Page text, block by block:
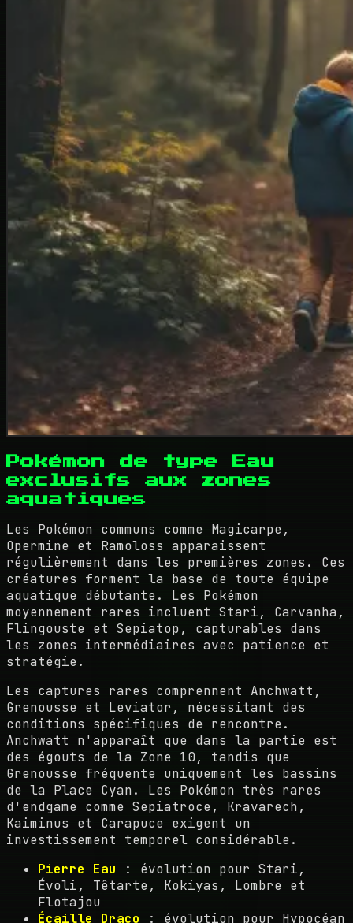
Pokémon de type Eau
exclusifs aux zones
aquatiques
Les Pokémon communs comme Magicarpe,
Opermine et Ramoloss apparaissent
régulièrement dans les premières zones. Ces
créatures forment la base de toute équipe
aquatique débutante. Les Pokémon
moyennement rares incluent Stari, Carvanha,
Flingouste et Sepiatop, capturables dans
les zones intermédiaires avec patience et
stratégie.
Les captures rares comprennent Anchwatt,
Grenousse et Leviator, nécessitant des
conditions spécifiques de rencontre.
Anchwatt n'apparaît que dans la partie est
des égouts de la Zone 10, tandis que
Grenousse fréquente uniquement les bassins
de la Place Cyan. Les Pokémon très rares
d'endgame comme Sepiatroce, Kravarech,
Kaiminus et Carapuce exigent un
investissement temporel considérable.
Pierre Eau : évolution pour Stari,
Évoli, Têtarte, Kokiyas, Lombre et
Flotajou
Écaille Draco : évolution pour Hypocéan